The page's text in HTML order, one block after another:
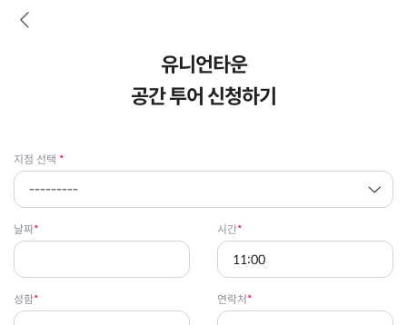
유니언타운
공간 투어 신청하기
지점 선택
날짜 시간
성함 연락처